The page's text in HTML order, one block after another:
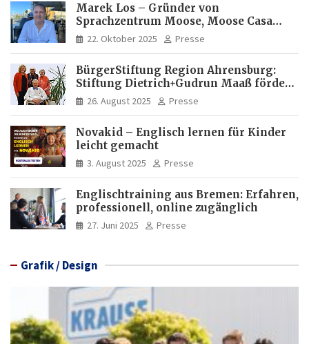
Marek Los – Gründer von
Sprachzentrum Moose, Moose Casa
Italia und Apartamento Brasil |
Internationaler Experte für Bildung
22. Oktober 2025 Presse
BürgerStiftung Region Ahrensburg:
Stiftung Dietrich+Gudrun Maaß fördert
Deutschkenntnisse von Frauen
26. August 2025 Presse
Novakid – Englisch lernen für Kinder
leicht gemacht
3. August 2025 Presse
Englischtraining aus Bremen: Erfahren,
professionell, online zugänglich
27. Juni 2025 Presse
Grafik / Design